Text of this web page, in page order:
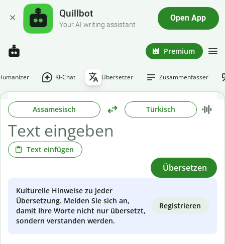
Quillbot
Your AI writing assistant
Open App
Premium
KI-Chat Übersetzer Zusammenfasser
Assamesisch Türkisch
Text einfügen
Übersetzen
Kulturelle Hinweise zu jeder
Übersetzung. Melden Sie sich an,
damit Ihre Worte nicht nur übersetzt,
sondern verstanden werden.
Registrieren